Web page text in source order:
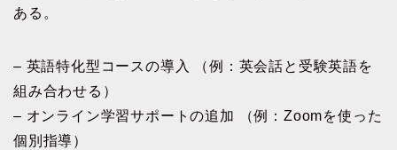
ある。
– 英語特化型コースの導入 （例：英会話と受験英語を
組み合わせる）
– オンライン学習サポートの追加 （例：Zoomを使った
個別指導）